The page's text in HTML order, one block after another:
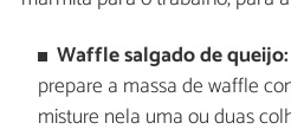
Waffle salgado de queijo:
prepare a massa de waffle
misture nela uma ou duas